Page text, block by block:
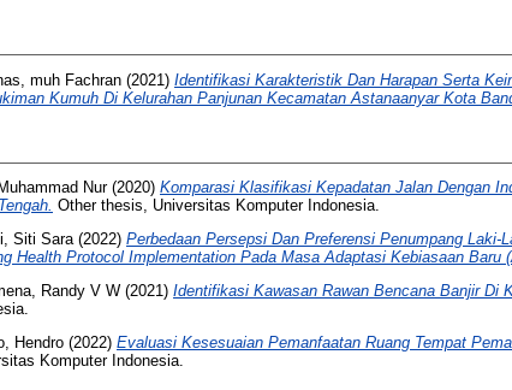
muh Fachran (2021) Identifikasi Karakteristik Dan Harapan Serta
Kumuh Di Kelurahan Panjunan Kecamatan Astanaanyar Kota
Nur(2020) Komparasi Klasifikasi Kepadatan Jalan Dengan
Other thesis, Universitas Komputer Indonesia.
Siti Sara(2022) Perbedaan Persepsi Dan Preferensi Penumpang
Health Protocol Implementation Pada Masa Adaptasi Kebiasaan Baru
Randy V W (2021) Identifikasi Kawasan Rawan Bencana Banjir Di
Hendro (2022) Evaluasi Kesesuaian Pemanfaatan Ruang Tempat
Komputer Indonesia.